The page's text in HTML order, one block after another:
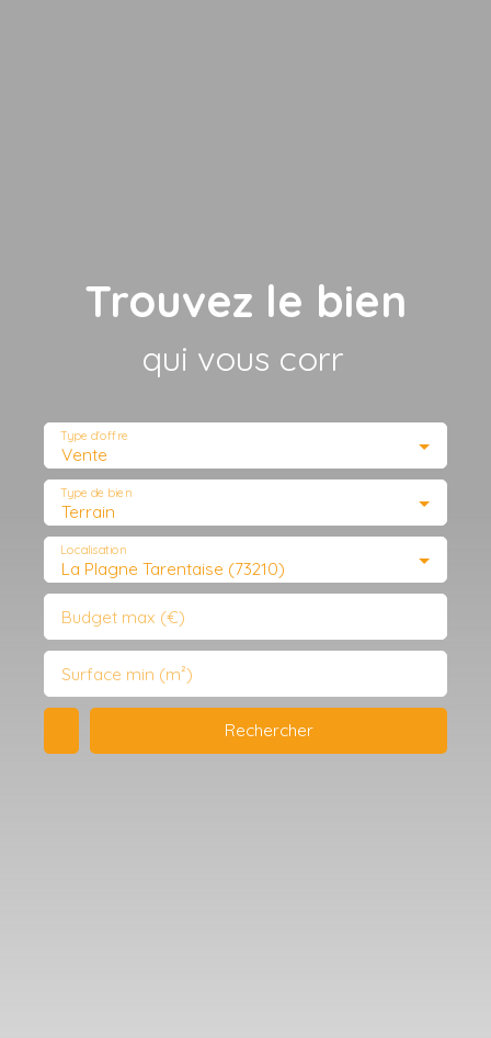
Trouvez le bien
qui vous corresp
Vente
Type d'offre
Terrain
Type de bien
La Plagne Tarentaise (73210)
Localisation
Budget max (€)
Surface min (m²)
Rechercher